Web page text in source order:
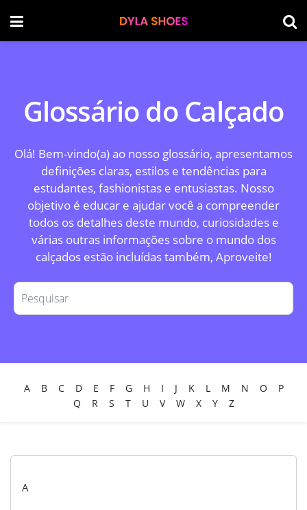
Glossário do Calçado
Olá! Bem-vindo(a) ao nosso glossário, apresentamos
definições claras, estilos e tendências para
estudantes, fashionistas e entusiastas. Nosso
objetivo é educar e ajudar você a compreender
todos os detalhes deste mundo, curiosidades e
várias outras informações sobre o mundo dos
calçados estão incluídas também, Aproveite!
A B C D E F G H I J K L M N O
P
Q
R S T U V W X Y Z
A